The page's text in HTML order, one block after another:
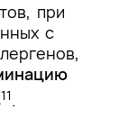
при
с
11.